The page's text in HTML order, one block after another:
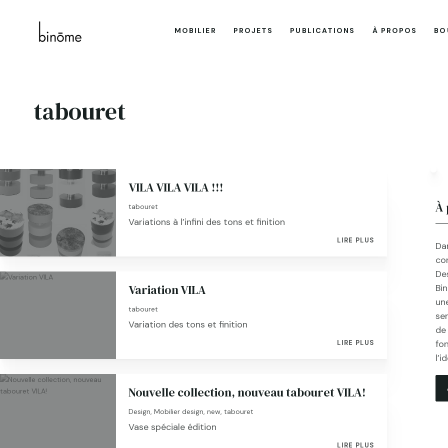
MOBILIER PROJETS PUBLICATIONS À PROPOS
tabouret
VILA VILA VILA !!!
tabouret
Variations à l’infini des tons et finition
LIRE PLUS
Variation VILA
tabouret
Variation des tons et finition
LIRE PLUS
Nouvelle collection, nouveau tabouret VILA!
Design,Mobilier design,new,tabouret
Vase spéciale édition
LIRE PLUS
À